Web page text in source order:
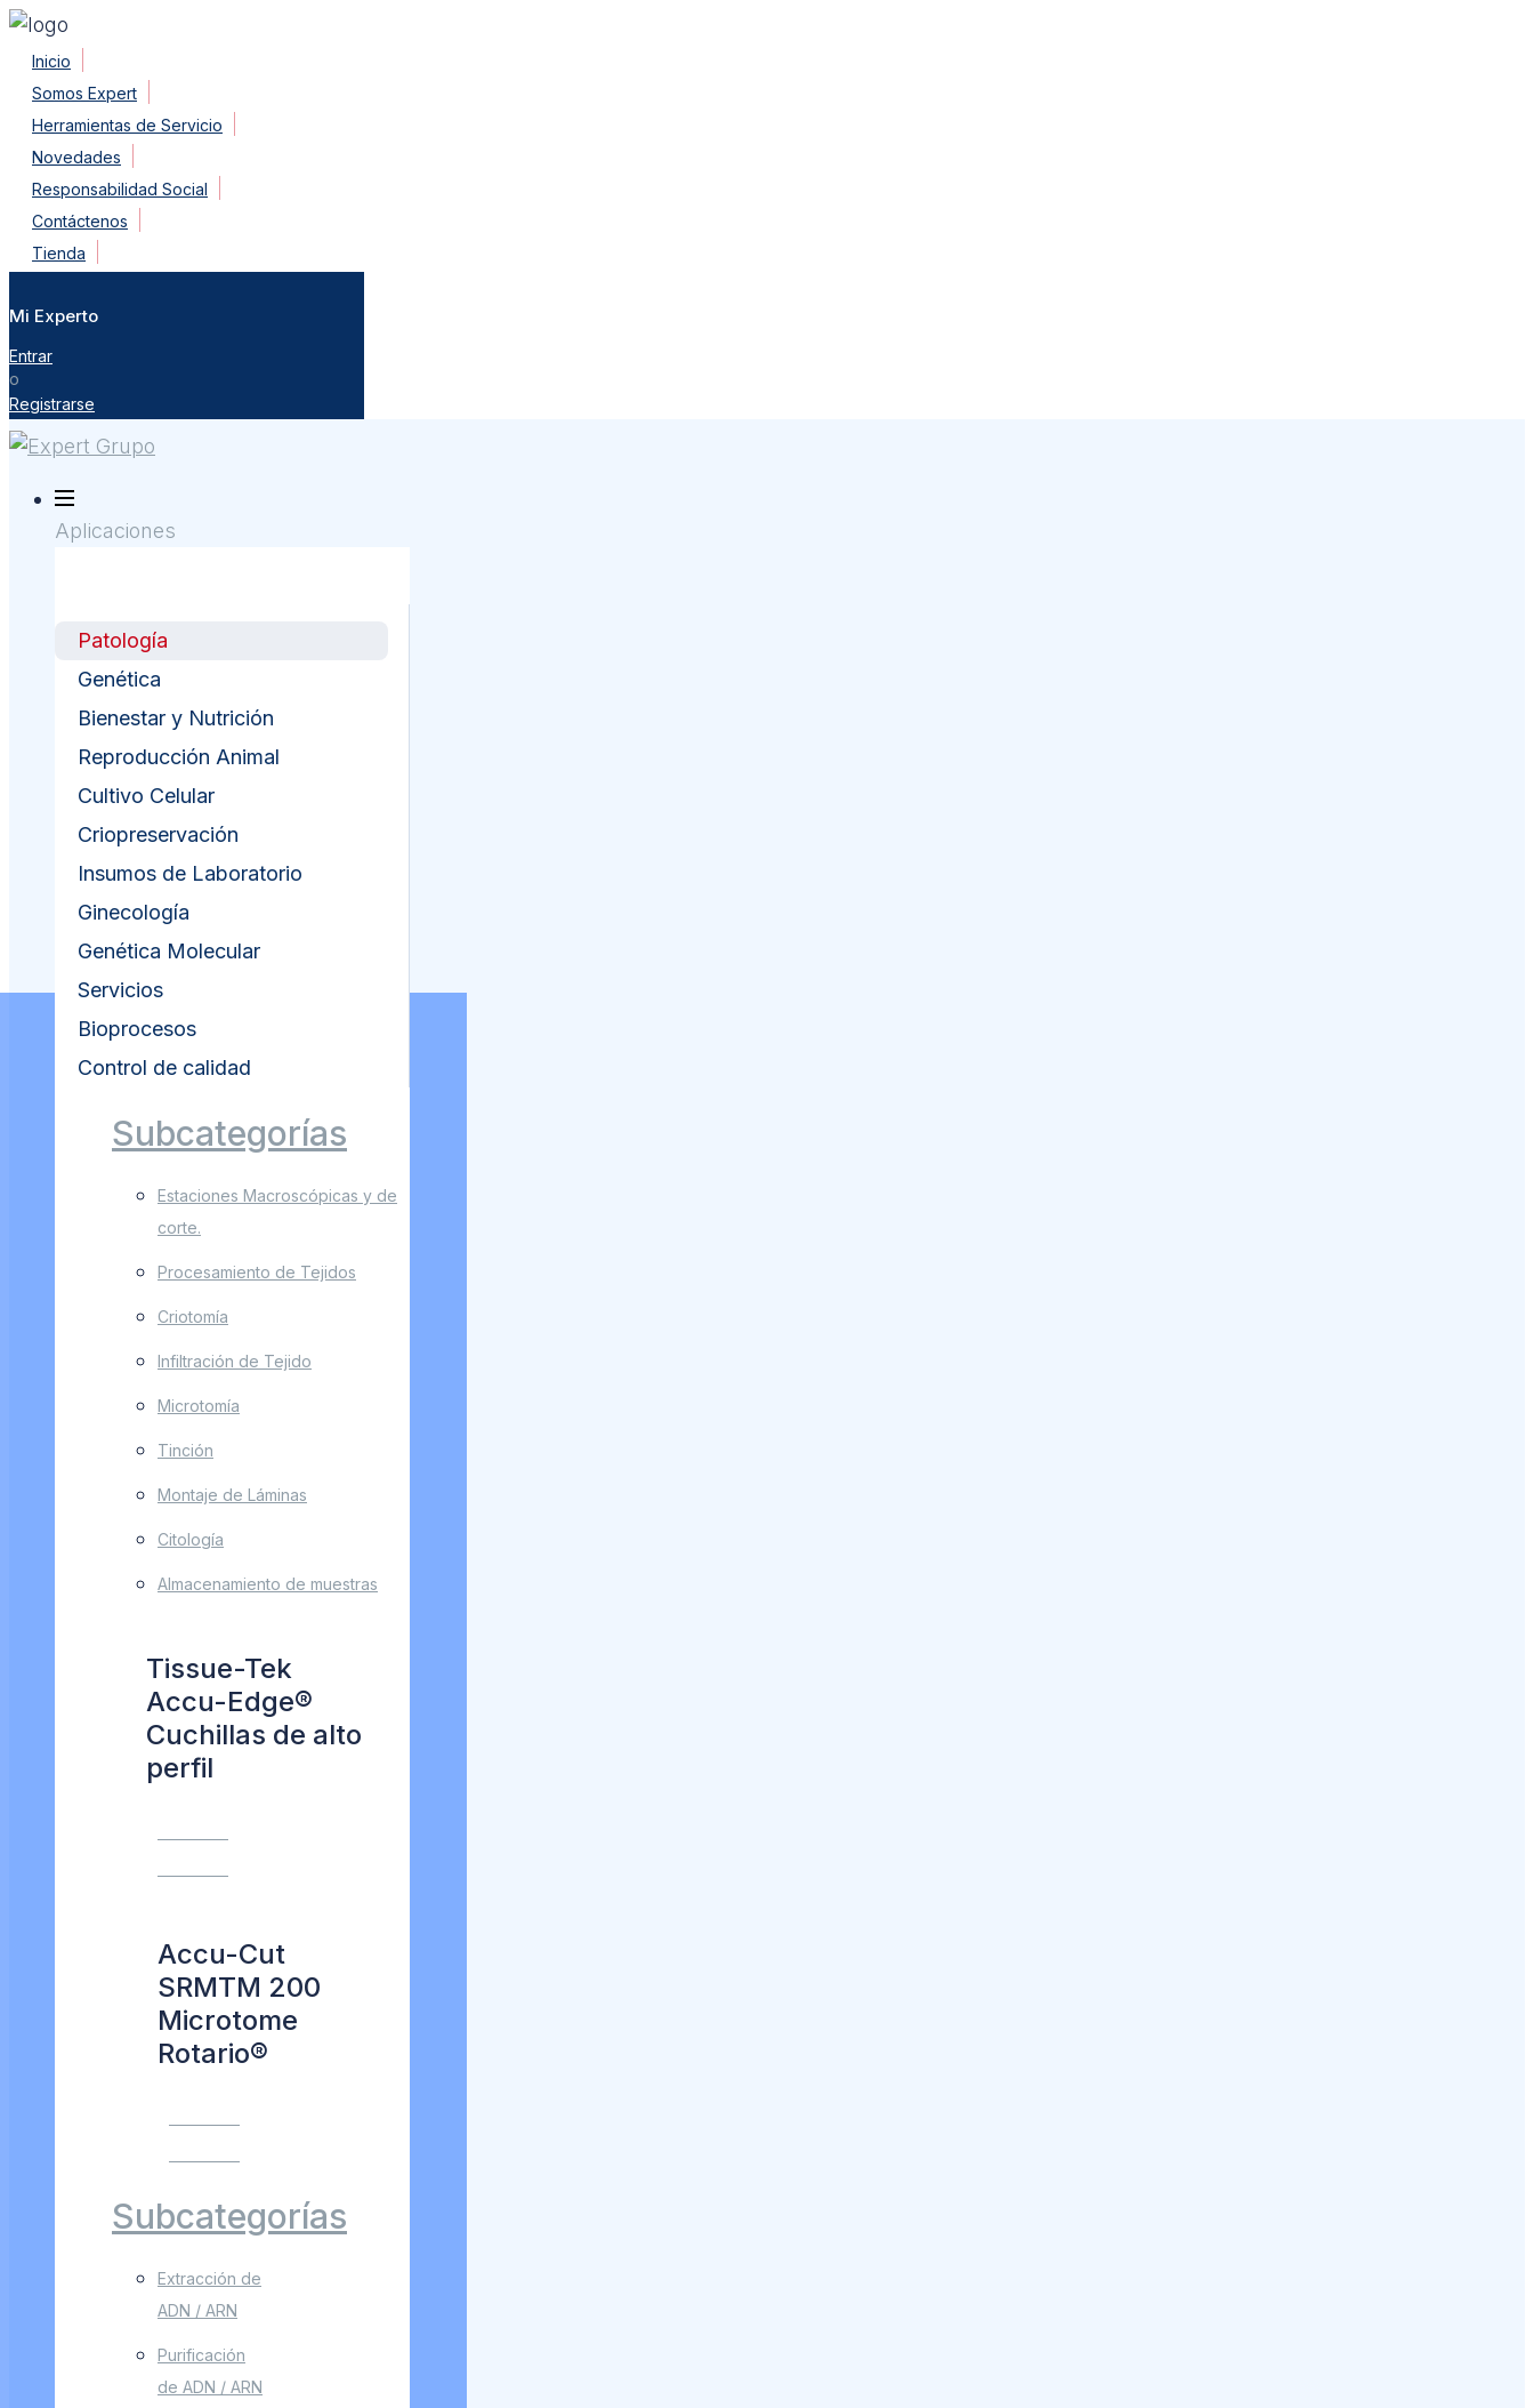
Skip
content
Inicio
Somos Expert
Herramientas de Servicio
Novedades
Responsabilidad Social
Contáctenos
Tienda
Mi Experto
Entrar
o
Registrarse
Aplicaciones
Patología
Genética
Bienestar y Nutrición
Reproducción Animal
Cultivo Celular
Criopreservación
Insumos de Laboratorio
Ginecología
Genética Molecular
Servicios
Bioprocesos
Control de calidad
Subcategorías
Estaciones Macroscópicas y de
corte.
Procesamiento de Tejidos
Criotomía
Infiltración de Tejido
Microtomía
Tinción
Montaje de Láminas
Citología
Almacenamiento de muestras
Tissue-Tek
Accu-Edge®
Cuchillas de alto
perfil
Accu-Cut
SRMTM 200
Microtome
Rotario®
Subcategorías
Extracción de
ADN / ARN
Purificación
de ADN / ARN